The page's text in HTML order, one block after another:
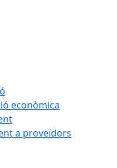
econòmica
a proveïdors